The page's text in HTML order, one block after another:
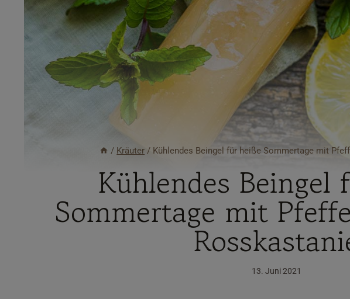
/ Kräuter / Kühlendes Beingel für heiße Sommertage mit
Kühlendes Beingel
Sommertage mit
13. Juni 2021